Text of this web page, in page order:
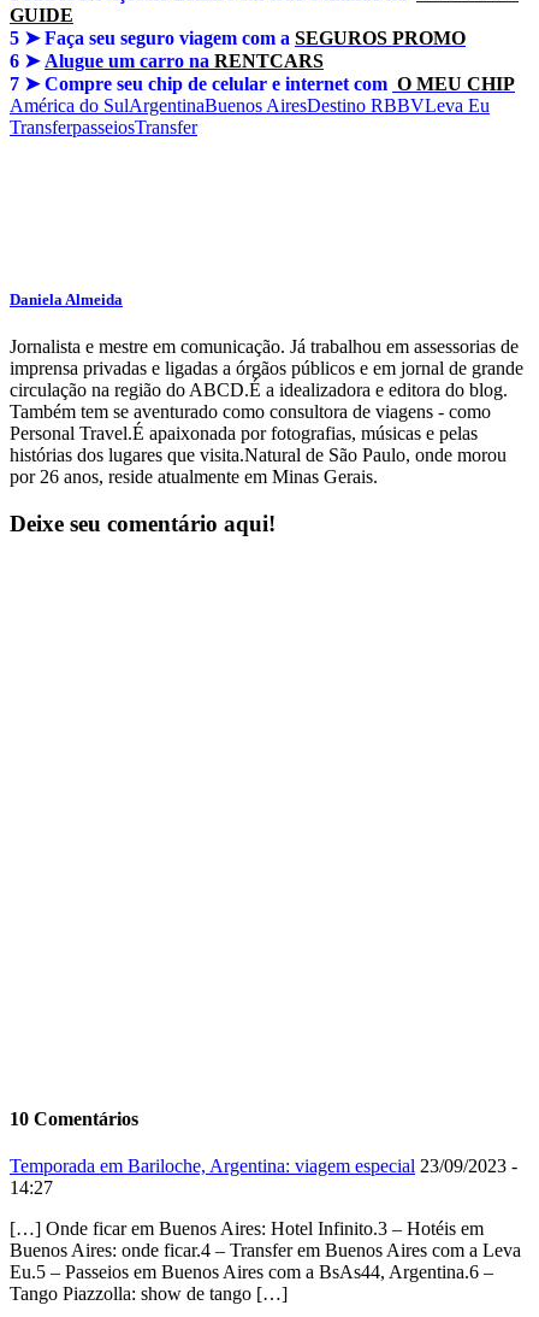
GUIDE
5 ➤Faça seu seguro viagem com a SEGUROS PROMO
6 ➤ Alugue um carro na RENTCARS
7 ➤Compre seu chip de celular e internet com O MEU CHIP
América do SulArgentinaBuenos AiresDestino RBBVLeva Eu
TransferpasseiosTransfer
Daniela Almeida
Jornalista e mestre em comunicação. Já trabalhou em assessorias de
imprensa privadas e ligadas a órgãos públicos e em jornal de grande
circulação na região do ABCD.É a idealizadora e editora do blog.
Também tem se aventurado como consultora de viagens - como
Personal Travel.É apaixonada por fotografias, músicas e pelas
histórias dos lugares que visita.Natural de São Paulo, onde morou
por 26 anos, reside atualmente em Minas Gerais.
Deixe seu comentário aqui!
10 Comentários
Temporada em Bariloche, Argentina: viagem especial 23/09/2023 -
14:27
[…] Onde ficar em Buenos Aires: Hotel Infinito.3 – Hotéis em
Buenos Aires: onde ficar.4 – Transfer em Buenos Aires com a Leva
Eu.5 – Passeios em Buenos Aires com a BsAs44, Argentina.6 –
Tango Piazzolla: show de tango […]